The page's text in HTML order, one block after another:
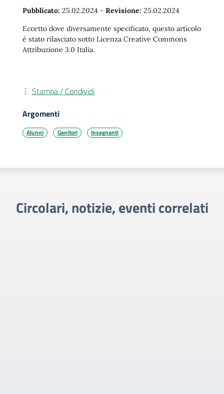
Pubblicato: 25.02.2024 - Revisione: 25.02.2024
Eccetto dove diversamente specificato, questo articolo
è stato rilasciato sotto Licenza Creative Commons
Attribuzione 3.0 Italia.
Stampa / Condividi
Argomenti
Alunni Genitori Insegnanti
Circolari, notizie, eventi correlati